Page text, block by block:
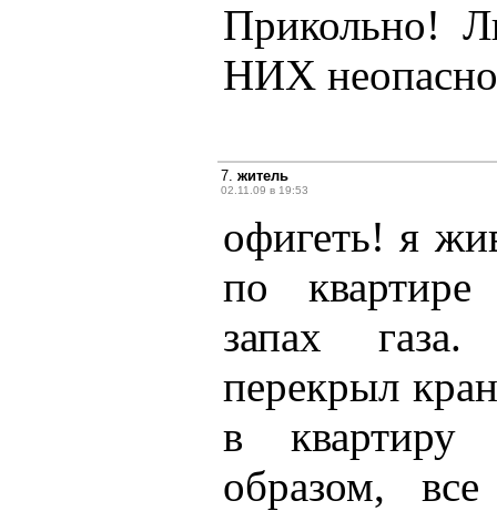
Прикольно!
НИХ
7. житель
02.11.09 в 19:53
офигеть! я
по квартире
запах
перекрыл
в квартиру
образом,